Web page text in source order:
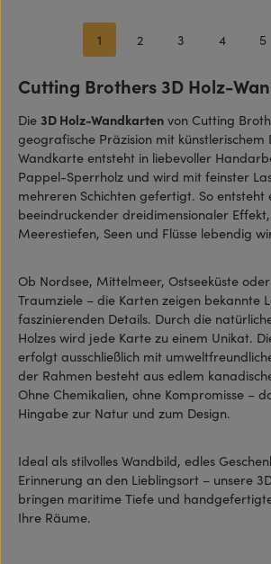
Seite
1 Seite
2 Seite
3 Seite
4 5
Cutting Brothers 3D Holz-
Die 3D Holz-Wandkarten von Cutting
geografische Präzision mit künstlerischem
Wandkarte entsteht in liebevoller
Pappel-Sperrholz und wird mit feinster
mehreren Schichten gefertigt. So entsteht
beeindruckender dreidimensionaler
Meerestiefen, Seen und Flüsse lebendig
Ob Nordsee, Mittelmeer, Ostseeküste
Traumziele – die Karten zeigen bekannte
faszinierenden Details. Durch die
Holzes wird jede Karte zu einem Unikat.
erfolgt ausschließlich mit
der Rahmen besteht aus edlem
Ohne Chemikalien, ohne Kompromisse –
Hingabe zur Natur und zum Design.
Ideal als stilvolles Wandbild, edles
Erinnerung an den Lieblingsort – unsere
bringen maritime Tiefe und
Ihre Räume.